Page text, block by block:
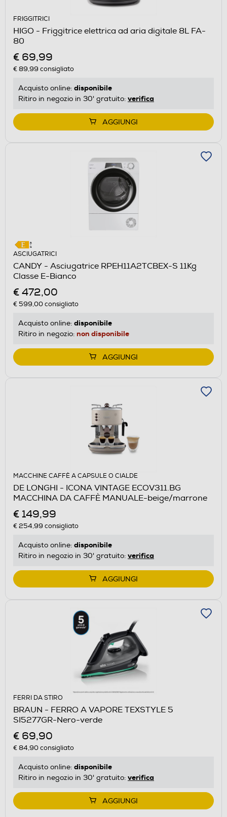
FRIGGITRICI
HIGO - Friggitrice elettrica ad aria digitale 8L FA-
80
€ 69,99
€ 89,99 consigliato
Acquisto online: disponibile
Ritiro in negozio in 30' gratuito: verifica
AGGIUNGI
ASCIUGATRICI
CANDY - Asciugatrice RPEH11A2TCBEX-S 11Kg
Classe E-Bianco
€ 472,00
€ 599,00consigliato
Acquisto online: disponibile
Ritiro in negozio: non disponibile
AGGIUNGI
MACCHINE CAFFÈ A CAPSULE O CIALDE
DE LONGHI - ICONA VINTAGE ECOV311.BG
MACCHINA DA CAFFÈ MANUALE-beige/marrone
€ 149,99
€ 254,99 consigliato
Acquisto online: disponibile
Ritiro in negozio in 30' gratuito: verifica
AGGIUNGI
FERRI DA STIRO
BRAUN - FERRO A VAPORE TEXSTYLE 5
SI5277GR-Nero-verde
€ 69,90
€ 84,90consigliato
Acquisto online: disponibile
Ritiro in negozio in 30' gratuito: verifica
AGGIUNGI